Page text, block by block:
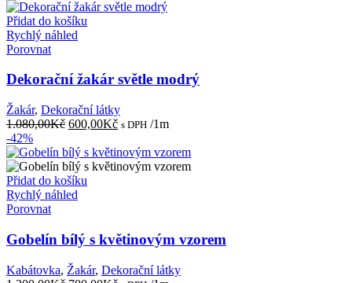
Přidat do košíku
Rychlý náhled
Porovnat
Dekorační žakár světle modrý
Žakár, Dekorační látky
1.080,00Kč Původní
byla:
1.080,00Kč.
600,00KčAktuální
je:
600,00Kč.
s DPH /1m
-42%
Přidat do košíku
Rychlý náhled
Porovnat
Gobelín bílý s květinovým vzorem
Kabátovka, Žakár, Dekorační látky